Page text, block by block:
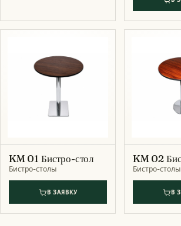
KM 01 Бистро-стол
Бистро-столы
В ЗАЯВКУ
KM 02
Бистро-столы
В